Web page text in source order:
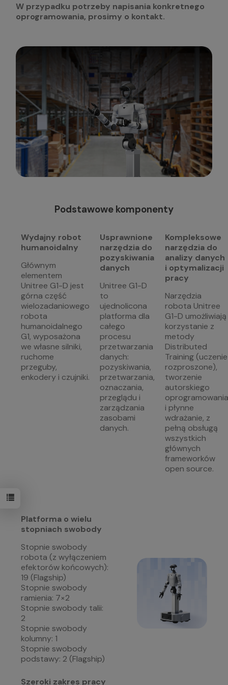
W przypadku potrzeby napisania konkretnego
oprogramowania, prosimy o kontakt.
Podstawowe komponenty
Wydajny robot
humanoidalny
Głównym
elementem
Unitree G1-D jest
górna część
wielozadaniowego
robota
humanoidalnego
G1, wyposażona
we własne silniki,
ruchome
przeguby,
enkodery i czujniki.
Usprawnione
narzędzia do
pozyskiwania
danych
Unitree G1-D
to
ujednolicona
platforma dla
całego
procesu
przetwarzania
danych:
pozyskiwania,
przetwarzania,
oznaczania,
przeglądu i
zarządzania
zasobami
danych.
Kompleksowe
narzędzia do
analizy danych
i optymalizacji
pracy
Narzędzia
robota Unitree
G1-D umożliwiają
korzystanie z
metody
Distributed
Training (uczenie
rozproszone),
tworzenie
autorskiego
oprogramowania
i płynne
wdrażanie, z
pełną obsługą
wszystkich
głównych
frameworków
open source.
Platforma o wielu
stopniach swobody
Stopnie swobody
robota (z wyłączeniem
efektorów końcowych):
19 (Flagship)
Stopnie swobody
ramienia: 7×2
Stopnie swobody talii:
2
Stopnie swobody
kolumny: 1
Stopnie swobody
podstawy: 2 (Flagship)
Szeroki zakres pracy